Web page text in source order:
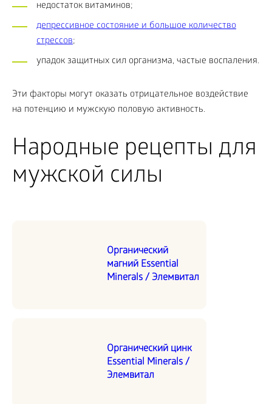
недостаток витаминов;
депрессивное состояние и большое количество
стрессов;
упадок защитных сил организма, частые воспаления.
Эти факторы могут оказать отрицательное воздействие
на потенцию и мужскую половую активность.
Народные рецепты для
мужской силы
Органический
магний Essential
Minerals / Элемвитал
Органический цинк
Essential Minerals /
Элемвитал